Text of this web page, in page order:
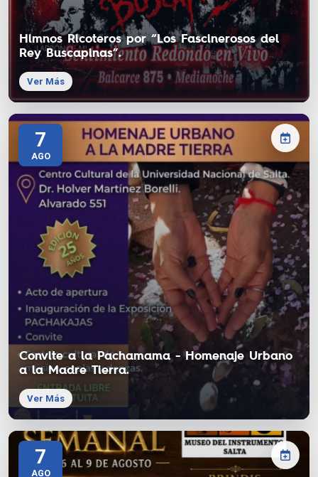
Himnos Ricoteros por “Los Fascinerosos del
Rey Buscapinas”.
Ver Más
7
AGO
Convite a la Pachamama - Homenaje Urbano
a la Madre Tierra.
Ver Más
7
AGO